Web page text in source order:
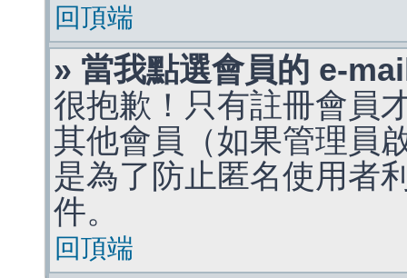
回頂端
» 當我點選會員的 e-
很抱歉！只有註冊會員
其他會員（如果管理員
是為了防止匿名使用者
件。
回頂端